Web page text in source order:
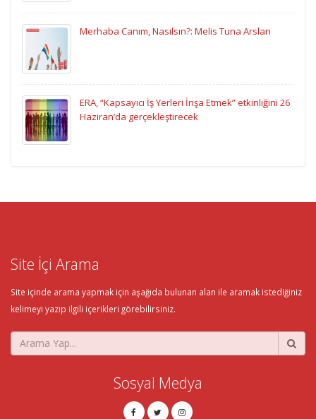
Merhaba Canım, Nasılsın?: Melis Tuna Arslan
ERA, “Kapsayıcı İş Yerleri İnşa Etmek” etkinliğini 26
Haziran’da gerçekleştirecek
Site İçi Arama
Site içinde arama yapmak için aşağıda bulunan alan ile aramak istediğiniz
kelimeyi yazıp ilgili içerikleri görebilirsiniz.
Sosyal Medya